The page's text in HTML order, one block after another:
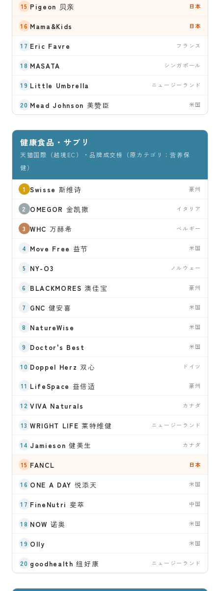
Pigeon 贝亲 日本
Mama&Kids 日本
Eric Favre フランス
MASATA シンガポール
Little Umbrella ニュージーランド
Mead Johnson 美赞臣 米国
健康食品・サプリ
天猫国際（越境EC）・品牌成交榜（原カテゴリ：营养保
健）
Swisse 斯维诗 豪州
OMEGOR 金凯撒 イタリア
WHC 万赫希 ベルギー
Move Free 益节 米国
NY-O3 ノルウェー
BLACKMORES 澳佳宝 豪州
GNC 健安喜 米国
NatureWise 米国
Doctor's Best 米国
Doppel Herz 双心 ドイツ
LifeSpace 益倍适 豪州
VIVA Naturals カナダ
WRIGHT LIFE 莱特维健 ニュージーランド
Jamieson 健美生 カナダ
FANCL 日本
ONE A DAY 悦添天 米国
FineNutri 斐萃 中国
NOW 诺奥 米国
Olly 米国
goodhealth 纽好康 ニュージーランド